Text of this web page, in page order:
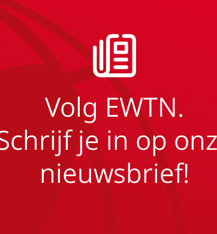
Volg EWTN.
je in op
nieuwsbrief!